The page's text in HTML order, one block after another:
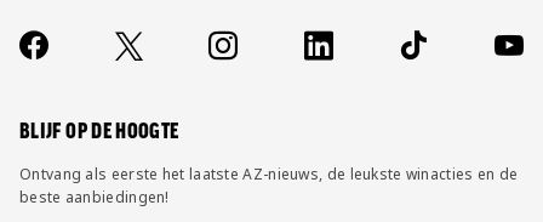
Contact
FAQ
Socials
https://www.facebook.com/AZAlkmaar
X Instagram LinkedIn TikTok
BLIJF OP DE HOOGTE
Ontvang als eerste het laatste AZ-nieuws, de leukste winacties en de
beste aanbiedingen!